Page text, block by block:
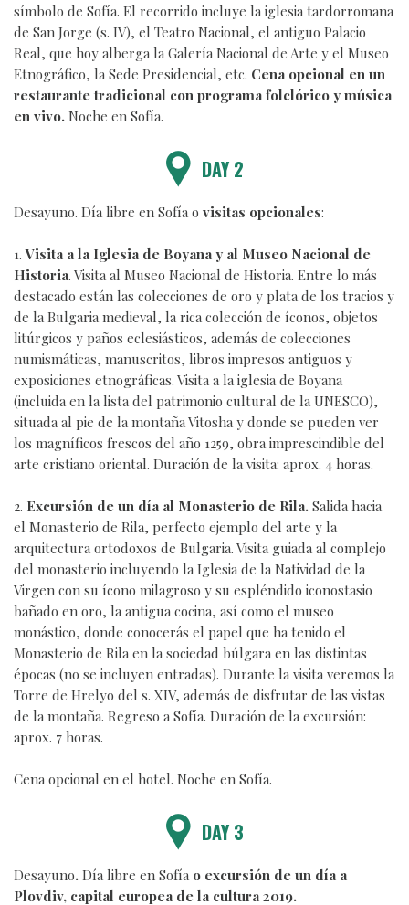
símbolo de Sofía. El recorrido incluye la iglesia tardorromana
de San Jorge (s. IV), el Teatro Nacional, el antiguo Palacio
Real, que hoy alberga la Galería Nacional de Arte y el Museo
Etnográfico, la Sede Presidencial, etc. Cena opcional en un
restaurante tradicional con programa folclórico y música
en vivo. Noche en Sofía.
DAY 2
Desayuno. Día libre en Sofía o visitas opcionales:
1.Visita a la Iglesia de Boyana y al Museo Nacional de
Historia. Visita al Museo Nacional de Historia. Entre lo más
destacado están las colecciones de oro y plata de los tracios y
de la Bulgaria medieval, la rica colección de íconos, objetos
litúrgicos y paños eclesiásticos, además de colecciones
numismáticas, manuscritos, libros impresos antiguos y
exposiciones etnográficas. Visita a la iglesia de Boyana
(incluida en la lista del patrimonio cultural de la UNESCO),
situada al pie de la montaña Vitosha y donde se pueden ver
los magníficos frescos del año 1259, obra imprescindible del
arte cristiano oriental. Duración de la visita: aprox. 4 horas.
2. Excursión de un día al Monasterio de Rila. Salida hacia
el Monasterio de Rila, perfecto ejemplo del arte y la
arquitectura ortodoxos de Bulgaria. Visita guiada al complejo
del monasterio incluyendo la Iglesia de la Natividad de la
Virgen con su ícono milagroso y su espléndido iconostasio
bañado en oro, la antigua cocina, así como el museo
monástico, donde conocerás el papel que ha tenido el
Monasterio de Rila en la sociedad búlgara en las distintas
épocas (no se incluyen entradas). Durante la visita veremos la
Torre de Hrelyo del s. XIV, además de disfrutar de las vistas
de la montaña. Regreso a Sofía. Duración de la excursión:
aprox. 7 horas.
Cena opcional en el hotel. Noche en Sofía.
DAY 3
Desayuno. Día libre en Sofía o excursión de un día a
Plovdiv, capital europea de la cultura 2019.